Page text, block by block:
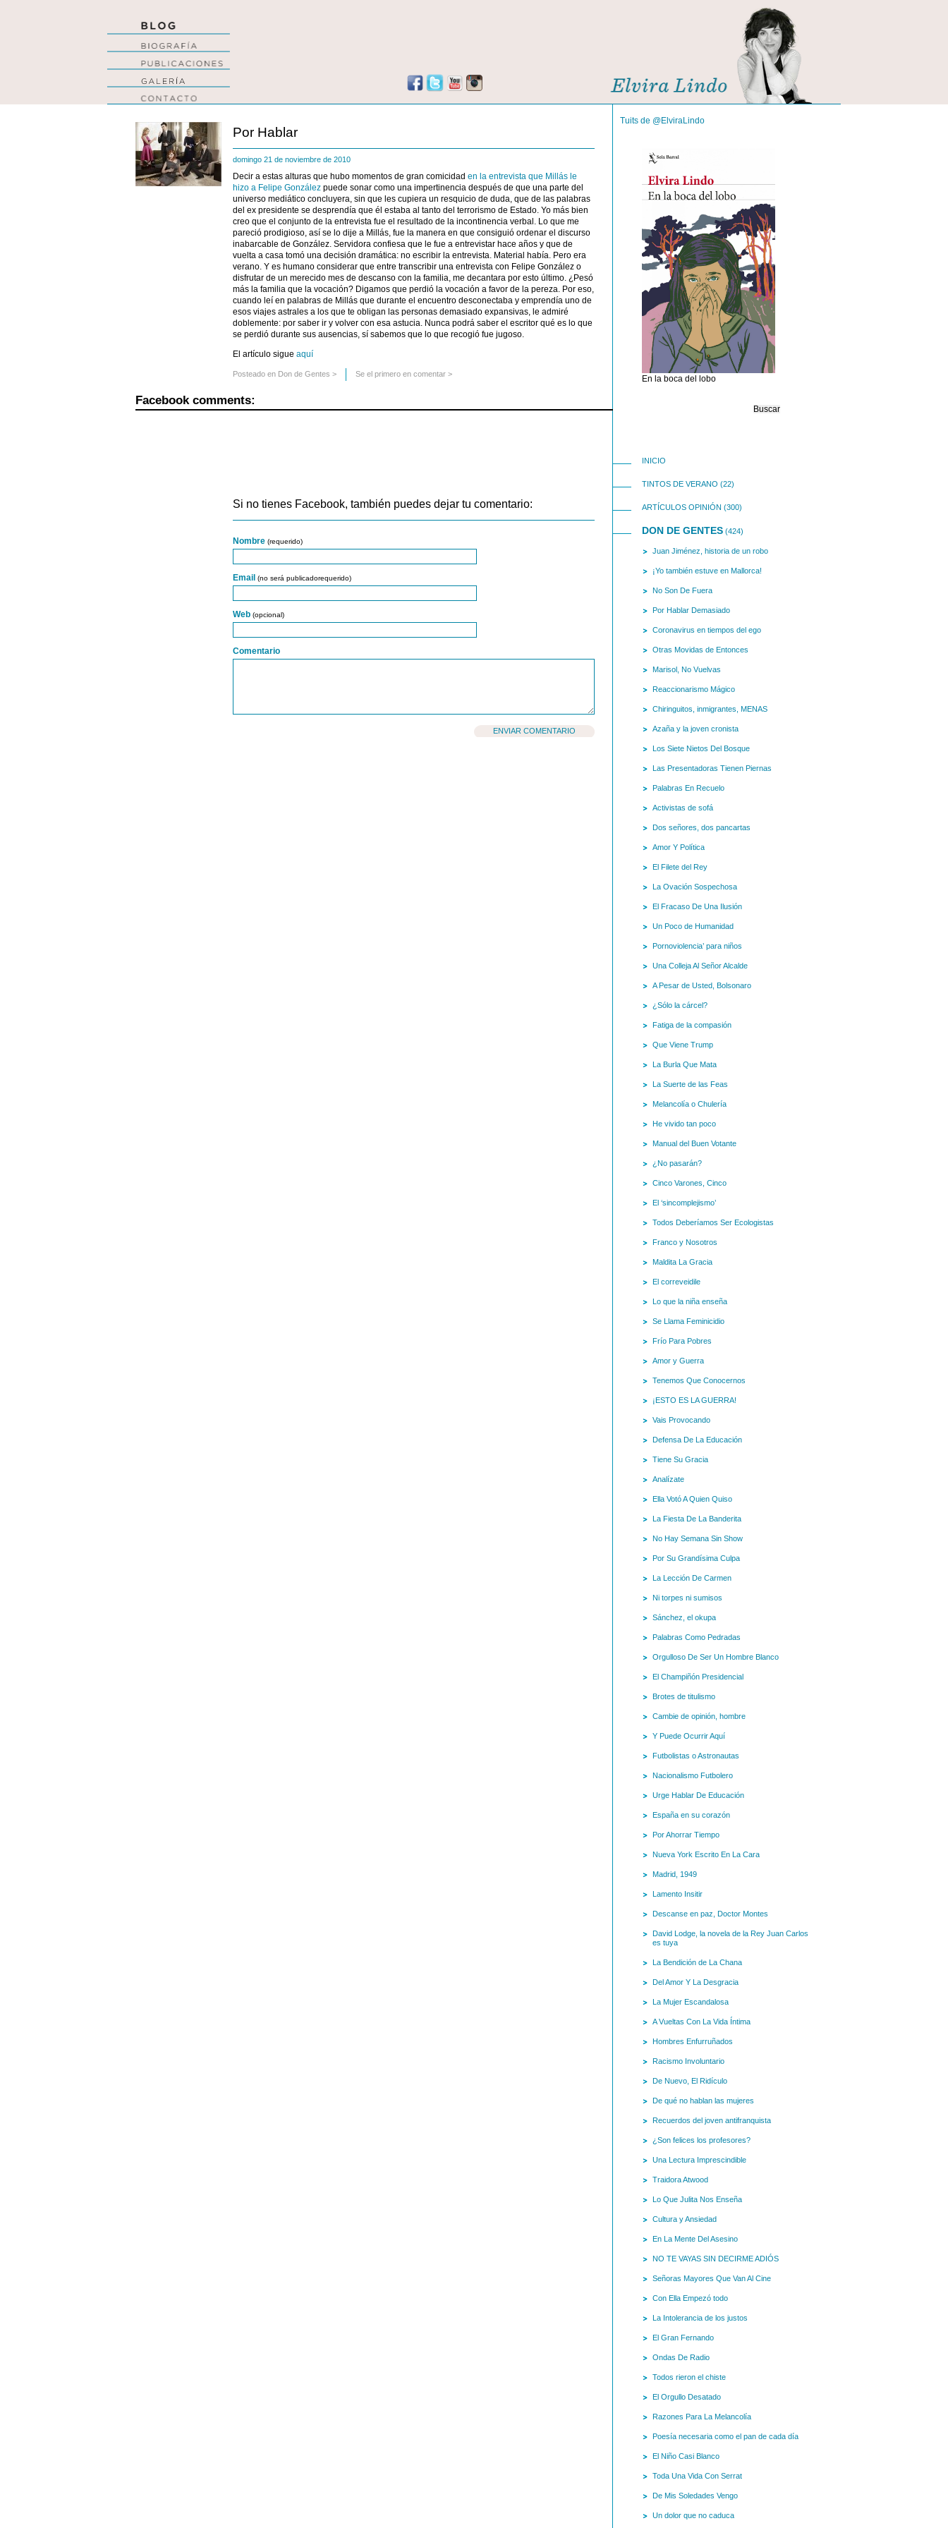
Por Hablar
domingo 21 de noviembre de 2010
Decir a estas alturas que hubo momentos de gran comicidad en la entrevista que Millás le
hizo a Felipe González puede sonar como una impertinencia después de que una parte del
universo mediático concluyera, sin que les cupiera un resquicio de duda, que de las palabras
del ex presidente se desprendía que él estaba al tanto del terrorismo de Estado. Yo más bien
creo que el conjunto de la entrevista fue el resultado de la incontinencia verbal. Lo que me
pareció prodigioso, así se lo dije a Millás, fue la manera en que consiguió ordenar el discurso
inabarcable de González. Servidora confiesa que le fue a entrevistar hace años y que de
vuelta a casa tomó una decisión dramática: no escribir la entrevista. Material había. Pero era
verano. Y es humano considerar que entre transcribir una entrevista con Felipe González o
disfrutar de un merecido mes de descanso con la familia, me decantara por esto último. ¿Pesó
más la familia que la vocación? Digamos que perdió la vocación a favor de la pereza. Por eso,
cuando leí en palabras de Millás que durante el encuentro desconectaba y emprendía uno de
esos viajes astrales a los que te obligan las personas demasiado expansivas, le admiré
doblemente: por saber ir y volver con esa astucia. Nunca podrá saber el escritor qué es lo que
se perdió durante sus ausencias, sí sabemos que lo que recogió fue jugoso.
El artículo sigue aquí
Posteado en Don de Gentes > Se el primero en comentar >
Facebook comments:
Si no tienes Facebook, también puedes dejar tu comentario:
Nombre (requerido)
Email (no será publicadorequerido)
Web (opcional)
Comentario
Tuits de @ElviraLindo
En la boca del lobo
INICIO
TINTOS DE VERANO (22)
ARTÍCULOS OPINIÓN (300)
DON DE GENTES (424)
Juan Jiménez, historia de un robo
¡Yo también estuve en Mallorca!
No Son De Fuera
Por Hablar Demasiado
Coronavirus en tiempos del ego
Otras Movidas de Entonces
Marisol, No Vuelvas
Reaccionarismo Mágico
Chiringuitos, inmigrantes, MENAS
Azaña y la joven cronista
Los Siete Nietos Del Bosque
Las Presentadoras Tienen Piernas
Palabras En Recuelo
Activistas de sofá
Dos señores, dos pancartas
Amor Y Política
El Filete del Rey
La Ovación Sospechosa
El Fracaso De Una Ilusión
Un Poco de Humanidad
Pornoviolencia’ para niños
Una Colleja Al Señor Alcalde
A Pesar de Usted, Bolsonaro
¿Sólo la cárcel?
Fatiga de la compasión
Que Viene Trump
La Burla Que Mata
La Suerte de las Feas
Melancolía o Chulería
He vivido tan poco
Manual del Buen Votante
¿No pasarán?
Cinco Varones, Cinco
El ‘sincomplejismo’
Todos Deberíamos Ser Ecologistas
Franco y Nosotros
Maldita La Gracia
El correveidile
Lo que la niña enseña
Se Llama Feminicidio
Frío Para Pobres
Amor y Guerra
Tenemos Que Conocernos
¡ESTO ES LA GUERRA!
Vais Provocando
Defensa De La Educación
Tiene Su Gracia
Analízate
Ella Votó A Quien Quiso
La Fiesta De La Banderita
No Hay Semana Sin Show
Por Su Grandísima Culpa
La Lección De Carmen
Ni torpes ni sumisos
Sánchez, el okupa
Palabras Como Pedradas
Orgulloso De Ser Un Hombre Blanco
El Champiñón Presidencial
Brotes de titulismo
Cambie de opinión, hombre
Y Puede Ocurrir Aquí
Futbolistas o Astronautas
Nacionalismo Futbolero
Urge Hablar De Educación
España en su corazón
Por Ahorrar Tiempo
Nueva York Escrito En La Cara
Madrid, 1949
Lamento Insitir
Descanse en paz, Doctor Montes
David Lodge, la novela de la Rey Juan Carlos
es tuya
La Bendición de La Chana
Del Amor Y La Desgracia
La Mujer Escandalosa
A Vueltas Con La Vida Íntima
Hombres Enfurruñados
Racismo Involuntario
De Nuevo, El Ridículo
De qué no hablan las mujeres
Recuerdos del joven antifranquista
¿Son felices los profesores?
Una Lectura Imprescindible
Traidora Atwood
Lo Que Julita Nos Enseña
Cultura y Ansiedad
En La Mente Del Asesino
NO TE VAYAS SIN DECIRME ADIÓS
Señoras Mayores Que Van Al Cine
Con Ella Empezó todo
La Intolerancia de los justos
El Gran Fernando
Ondas De Radio
Todos rieron el chiste
El Orgullo Desatado
Razones Para La Melancolía
Poesía necesaria como el pan de cada día
El Niño Casi Blanco
Toda Una Vida Con Serrat
De Mis Soledades Vengo
Un dolor que no caduca